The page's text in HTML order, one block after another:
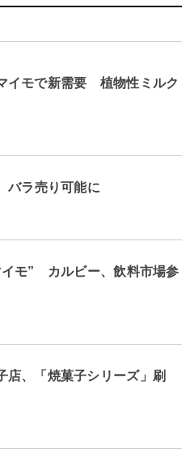
イモで新需要 植物性ミルク
バラ売り可能に
イモ” カルビー、飲料市場参
店、「焼菓子シリーズ」刷